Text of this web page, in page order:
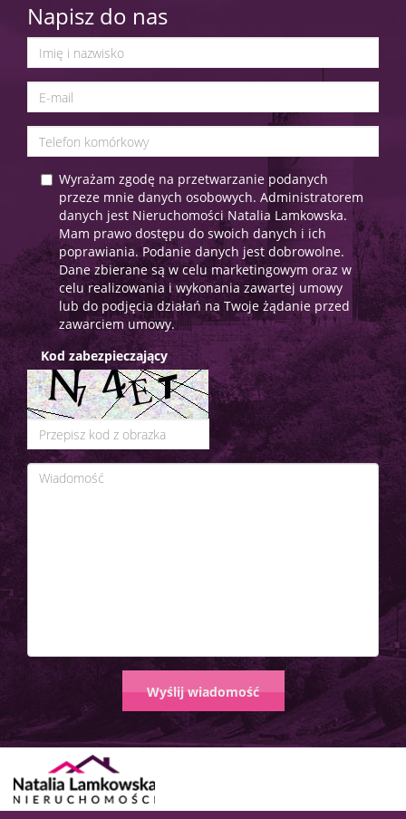
Napisz do nas
Wyrażam zgodę na przetwarzanie podanych
przeze mnie danych osobowych. Administratorem
danych jest Nieruchomości Natalia Lamkowska.
Mam prawo dostępu do swoich danych i ich
poprawiania. Podanie danych jest dobrowolne.
Dane zbierane są w celu marketingowym oraz w
celu realizowania i wykonania zawartej umowy
lub do podjęcia działań na Twoje żądanie przed
zawarciem umowy.
Kod zabezpieczający